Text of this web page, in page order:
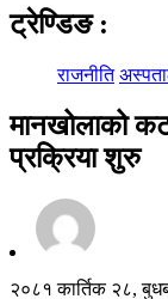
ट्रेण्डिङ :
राजनीति
मानखोलाको
प्रक्रिया शुरु
२०८१ कार्तिक २८,